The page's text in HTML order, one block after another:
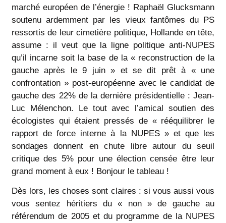
marché européen de l’énergie ! Raphaël Glucksmann
soutenu ardemment par les vieux fantômes du PS
ressortis de leur cimetière politique, Hollande en tête,
assume : il veut que la ligne politique anti-NUPES
qu’il incarne soit la base de la « reconstruction de la
gauche après le 9 juin » et se dit prêt à « une
confrontation » post-européenne avec le candidat de
gauche des 22% de la dernière présidentielle : Jean-
Luc Mélenchon. Le tout avec l’amical soutien des
écologistes qui étaient pressés de « rééquilibrer le
rapport de force interne à la NUPES » et que les
sondages donnent en chute libre autour du seuil
critique des 5% pour une élection censée être leur
grand moment à eux ! Bonjour le tableau !
Dès lors, les choses sont claires : si vous aussi vous
vous sentez héritiers du « non » de gauche au
référendum de 2005 et du programme de la NUPES